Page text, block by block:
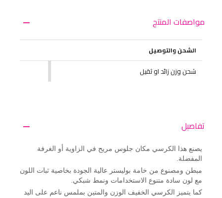
مواصفات المنتج
الشحن والتوصيل
شحن وزن زائد او ثقيل
تفاصيل
يصنع هذا الكرسي مكان جلوس مريح في الزاوية أو الغرفة
المفضلة.
مبطن ومصنوع من خامة بوليستر عالية الجودة بخاصية ثبات اللون
مع لون سادة متنوع الاستخدامات ونمط شبكي.
كما يتميز الكرسي الخفيف الوزن والمتين بملمس ناعم على اليد